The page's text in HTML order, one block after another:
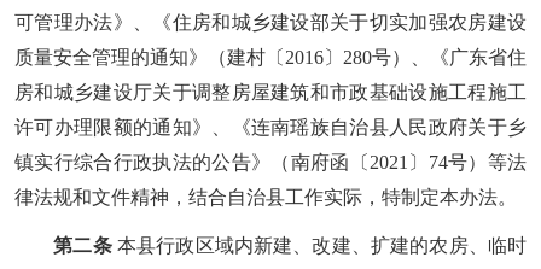
可管理办法》、《住房和城乡建设部关于切实加强农房建设
质量安全管理的通知》（建村〔 2016〕280号）、《广东省住
房和城乡建设厅关于调整房屋建筑和市政基础设施工程施工
许可办理限额的通知》、《连南瑶族自治县人民政府关于乡
镇实行综合行政执法的公告》（南府函〔2021〕74号）等法
律法规和文件精神，结合自治县工作实际，特制定本办法。
第二条本县行政区域内新建、改建、扩建的农房、临时